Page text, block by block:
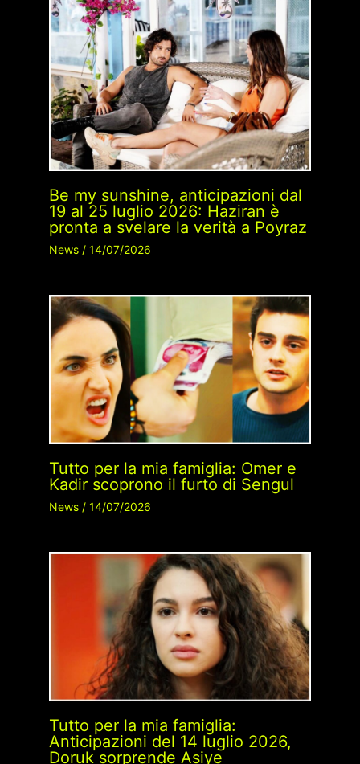
Be my sunshine, anticipazioni dal
19 al 25 luglio 2026: Haziran è
pronta a svelare la verità a Poyraz
News/ 14/07/2026
Tutto per la mia famiglia: Omer e
Kadir scoprono il furto di Sengul
News/ 14/07/2026
Tutto per la mia famiglia:
Anticipazioni del 14 luglio 2026,
Doruk sorprende Asiye